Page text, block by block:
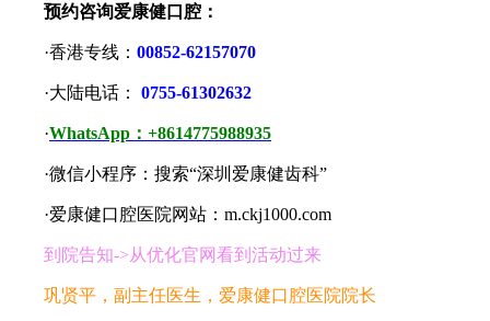
预约咨询爱康健口腔：
·香港专线： 00852-62157070
·大陆电话： 0755-61302632
·WhatsApp：+8614775988935
·微信小程序：搜索“深圳爱康健齿科”
·爱康健口腔医院网站：m.ckj1000.com
到院告知->从优化官网看到活动过来
巩贤平，副主任医生，爱康健口腔医院院长